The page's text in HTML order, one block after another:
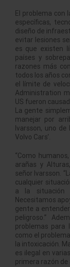
El problema con
específicas,
diseño de
evitar lesiones
es que existen
países y
razones más
todos los años
el límite de
Administration
US fueron
La gente
manejar por
Ivarsson, uno
Volvo Cars’.
“Como
arañas y
señor Ivarsson.
cualquier
a la situación
Necesitamos
gente a
peligroso.”
problemas para
como el
la intoxicación.
es ilegal en
primera razón